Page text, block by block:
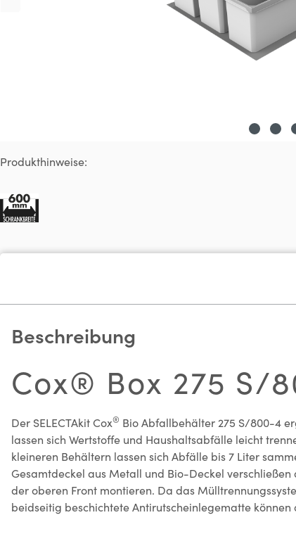
Produkthinweise:
Beschreibung
Cox® Box 275 S/
Der SELECTAkit Cox® Bio Abfallbehälter 275 S/800-4
lassen sich Wertstoffe und Haushaltsabfälle leicht
kleineren Behältern lassen sich Abfälle bis 7 Liter
Gesamtdeckel aus Metall und Bio-Deckel
der oberen Front montieren. Da das
beidseitig beschichtete Antirutscheinlegematte